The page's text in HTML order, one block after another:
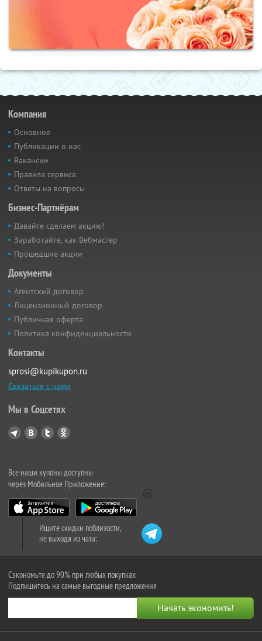
Компания
Основное
Публикации о нас
Вакансии
Правила сервиса
Ответы на вопросы
Бизнес-Партнёрам
Давайте сделаем акцию!
Заработайте, как Вебмастер
Прошедшие акции
Документы
Агентский договор
Лицензионный договор
Публичная оферта
Политика конфиденциальности
Контакты
sprosi@kupikupon.ru
Связаться с нами
Мы в Соцсетях
Все наши купоны доступны
через Мобильное Приложение:
Ищите скидки поблизости,
не выходя из чата:
Сэкономьте до 90% при любых покупках
Подпишитесь на самые выгодные предложения